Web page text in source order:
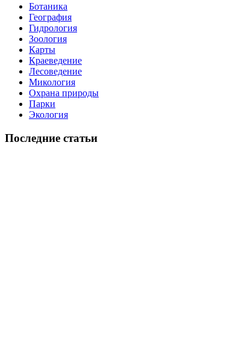
Ботаника
География
Гидрология
Зоология
Карты
Краеведение
Лесоведение
Микология
Охрана природы
Парки
Экология
Последние статьи